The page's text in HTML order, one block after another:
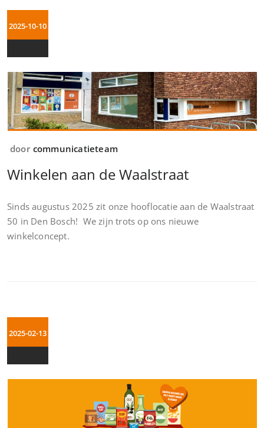
2025-10-10
door communicatieteam
Winkelen aan de Waalstraat
Sinds augustus 2025 zit onze hooflocatie aan de Waalstraat
50 in Den Bosch! We zijn trots op ons nieuwe
winkelconcept.
2025-02-13